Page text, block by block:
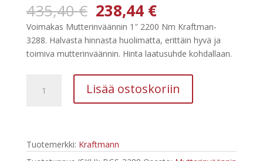
435,40€ Alkuperäinen
hinta
oli:
435,40 €.
238,44 €Nykyinen
hinta
on:
238,44 €.
Voimakas Mutterinväännin 1″ 2200 Nm Kraftman-
3288. Halvasta hinnasta huolimatta, erittäin hyvä ja
toimiva mutterinväännin. Hinta laatusuhde kohdallaan.
Mutterinväännin
3288
Lisää ostoskoriin
Tuotemerkki: Kraftmann